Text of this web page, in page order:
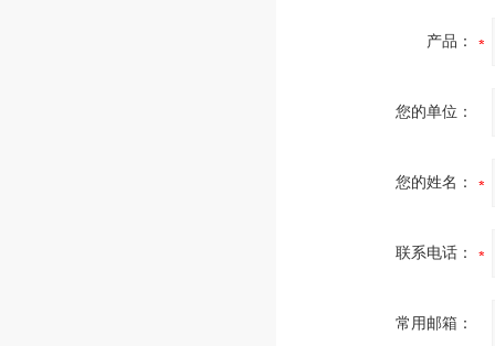
产品：
您的单位：
您的姓名：
联系电话：
常用邮箱：